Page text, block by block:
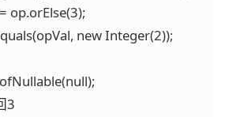
op.orElse(3);
new Integer(2));
3